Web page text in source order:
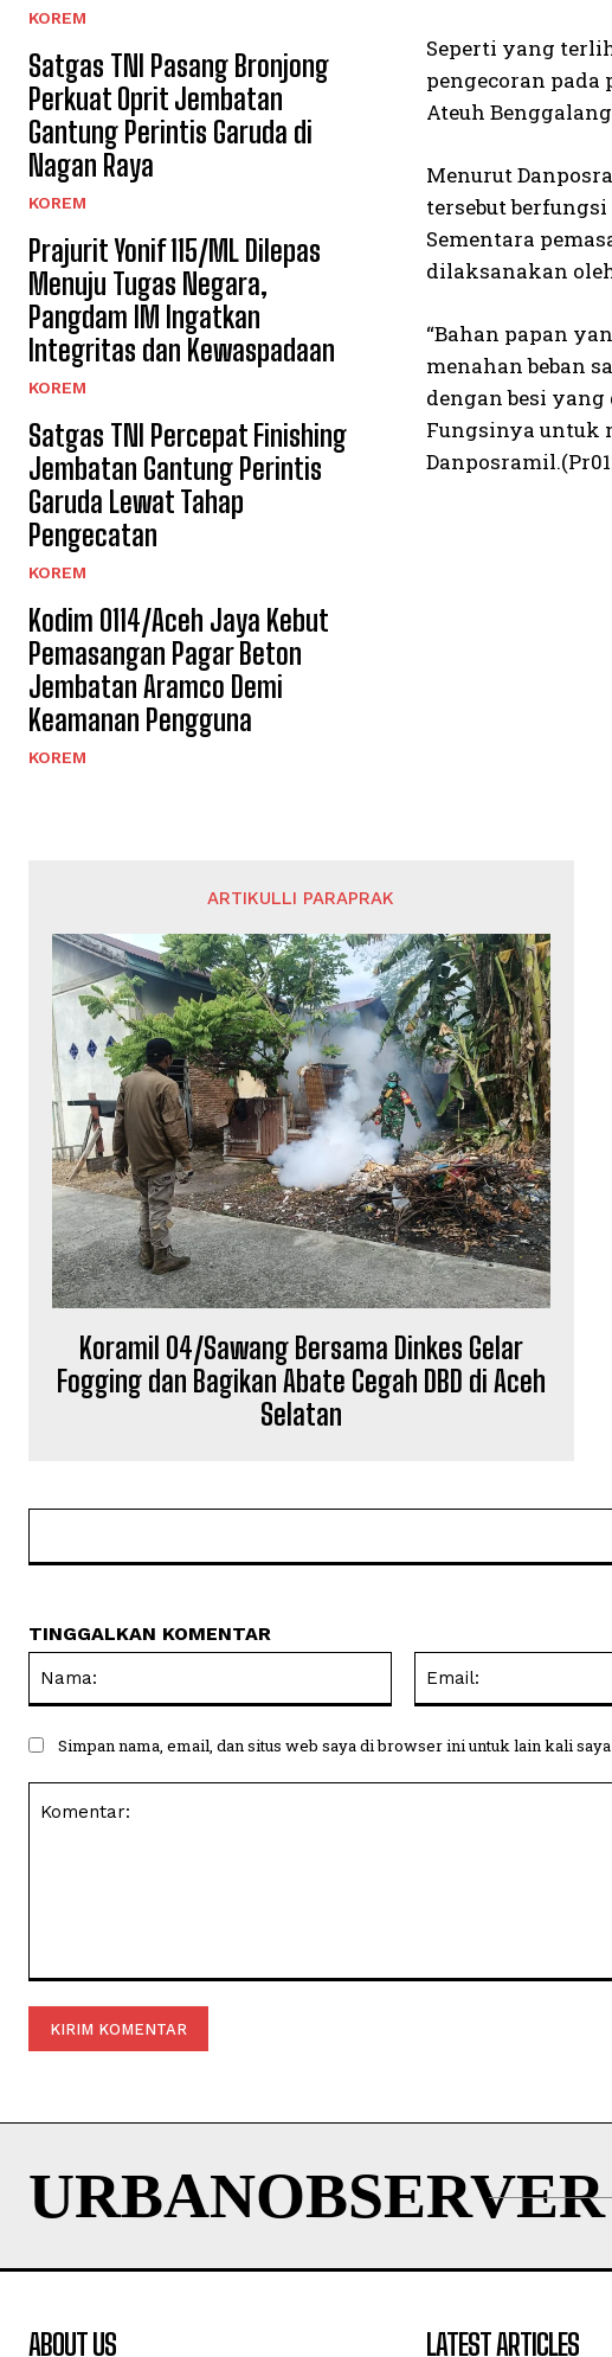
KOREM
Satgas TNI Pasang Bronjong
Perkuat Oprit Jembatan
Gantung Perintis Garuda di
Nagan Raya
KOREM
Prajurit Yonif 115/ML Dilepas
Menuju Tugas Negara,
Pangdam IM Ingatkan
Integritas dan Kewaspadaan
KOREM
Satgas TNI Percepat Finishing
Jembatan Gantung Perintis
Garuda Lewat Tahap
Pengecatan
KOREM
Kodim 0114/Aceh Jaya Kebut
Pemasangan Pagar Beton
Jembatan Aramco Demi
Keamanan Pengguna
KOREM
Seperti yang
pengecoran pada
Ateuh
Menurut
tersebut
Sementara
dilaksanakan
“Bahan papan
menahan beban
dengan besi
Fungsinya untuk
ARTIKULLI PARAPRAK
Koramil 04/Sawang Bersama Dinkes Gelar
Fogging dan Bagikan Abate Cegah DBD di Aceh
Selatan
TINGGALKAN KOMENTAR
Simpan nama, email, dan situs web saya di browser ini untuk lain kali
URBANOBSERVER
ABOUT US LATEST ARTICLES